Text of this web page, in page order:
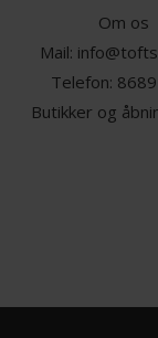
Om os
Mail:
Telefon:
Butikker og